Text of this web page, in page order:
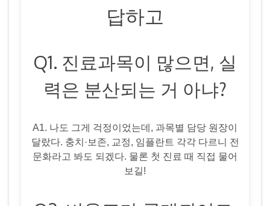
답하고
Q1. 진료과목이 많으면, 실
력은 분산되는 거 아냐?
A1. 나도 그게 걱정이었는데, 과목별 담당 원장이
달랐다. 충치·보존, 교정, 임플란트 각각 다르니 전
문화라고 봐도 되겠다. 물론 첫 진료 때 직접 물어
보길!